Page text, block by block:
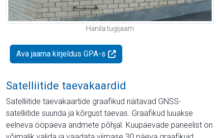
Hanila tugijaam
Ava jaama kirjeldus GPA-s
Satelliitide taevakaardid
Satelliitide taevakaartide graafikud näitavad GNSS-
satelliitide suunda ja kõrgust taevas. Graafikud luuakse
eelneva ööpäeva andmete põhjal. Kuupäevade paneelist on